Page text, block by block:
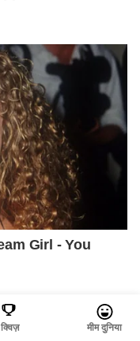
क्विज़ मीम दुनिया